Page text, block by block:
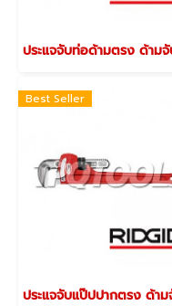
Best Seller